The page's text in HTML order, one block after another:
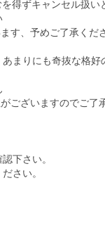
得ずキャンセル扱い
す、予めご了承くだ
まりにも奇抜な格好
ございますのでご了
下さい。
さい。